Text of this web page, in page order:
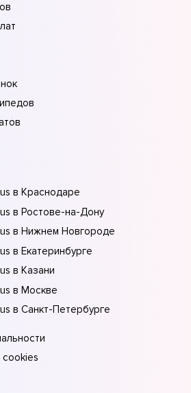
в Краснодаре
в Ростове-на-Донy
в Нижнем Новгороде
в Екатеринбурге
в Казани
в Москве
в Санкт-Петербурге